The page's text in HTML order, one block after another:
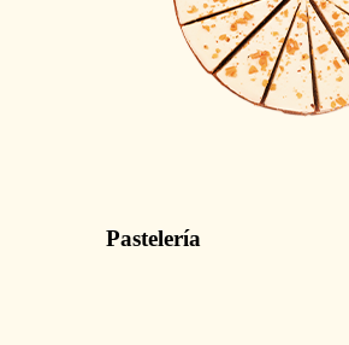
Pastelería